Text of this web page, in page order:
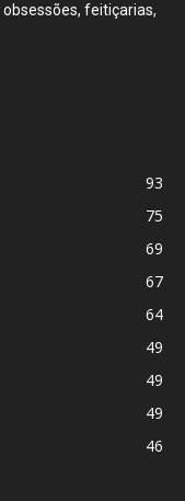
feitiçarias,
93
75
69
67
64
49
49
49
46